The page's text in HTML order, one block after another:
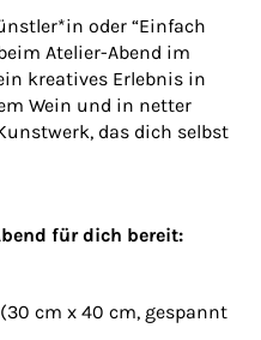
oder “Einfach
Atelier-Abend im
kreatives Erlebnis in
Wein und in netter
das dich selbst
für dich bereit:
cm x 40 cm, gespannt